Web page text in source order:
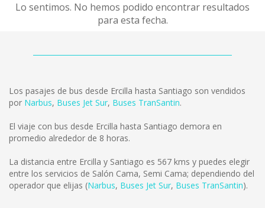
Lo sentimos. No hemos podido encontrar resultados
para esta fecha.
Los pasajes de bus desde Ercilla hasta Santiago son vendidos
por Narbus, Buses Jet Sur, Buses TranSantin.
El viaje con bus desde Ercilla hasta Santiago demora en
promedio alrededor de 8 horas.
La distancia entre Ercilla y Santiago es 567 kms y puedes elegir
entre los servicios de Salón Cama, Semi Cama; dependiendo del
operador que elijas (Narbus, Buses Jet Sur, Buses TranSantin).